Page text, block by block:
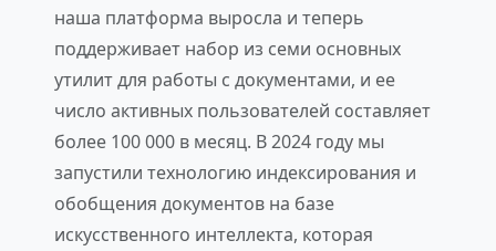
наша платформа выросла и теперь
поддерживает набор из семи основных
утилит для работы с документами, и ее
число активных пользователей составляет
более 100 000 в месяц. В 2024 году мы
запустили технологию индексирования и
обобщения документов на базе
искусственного интеллекта, которая